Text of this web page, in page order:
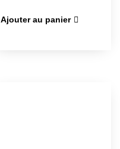
Ajouter au panier